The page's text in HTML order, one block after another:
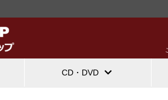
CD・DVD